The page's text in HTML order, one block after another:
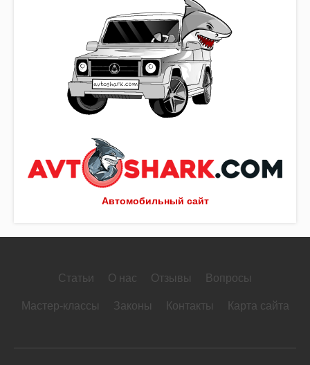
Автомобильный сайт
Статьи О нас Отзывы Вопросы
Мастер-классы Законы Контакты Карта сайта